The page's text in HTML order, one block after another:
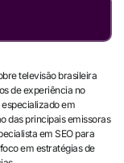
televisão brasileira
de experiência no
em
das principais emissoras
em SEO para
em estratégias de